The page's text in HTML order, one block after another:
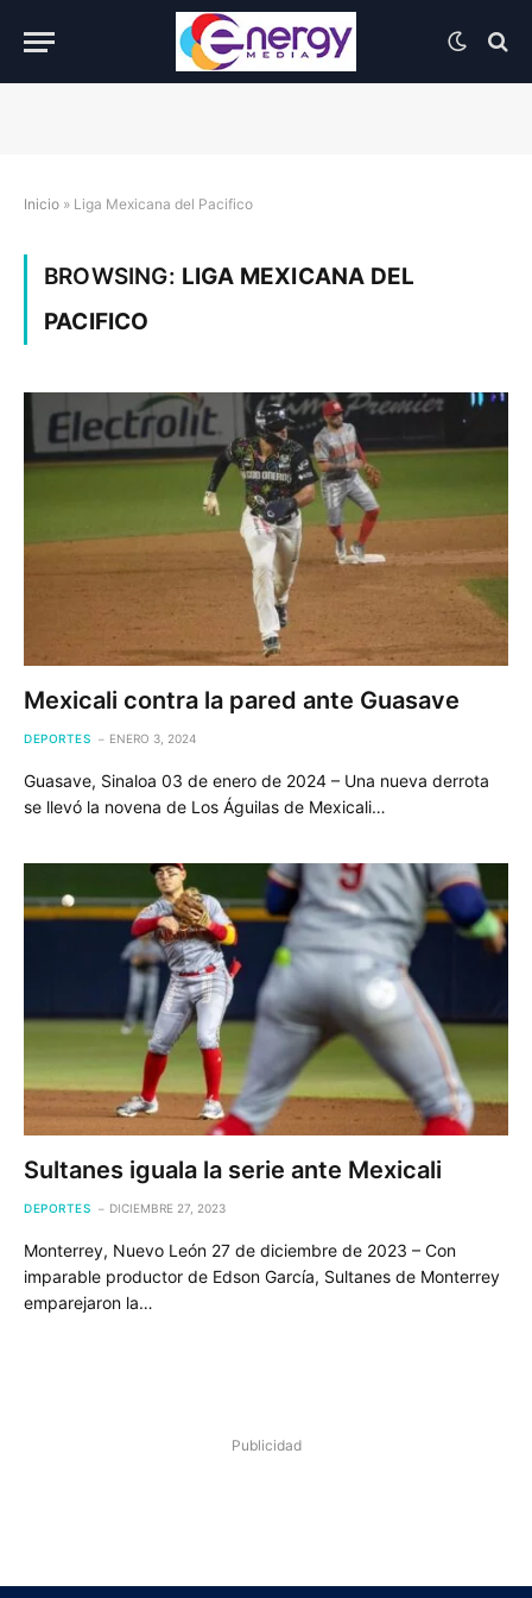
Inicio » Liga Mexicana del Pacifico
BROWSING: LIGA MEXICANA DEL
PACIFICO
Mexicali contra la pared ante Guasave
DEPORTES ENERO 3, 2024
Guasave, Sinaloa 03 de enero de 2024 – Una nueva derrota
se llevó la novena de Los Águilas de Mexicali…
Sultanes iguala la serie ante Mexicali
DEPORTES DICIEMBRE 27, 2023
Monterrey, Nuevo León 27 de diciembre de 2023 – Con
imparable productor de Edson García, Sultanes de Monterrey
emparejaron la…
Publicidad